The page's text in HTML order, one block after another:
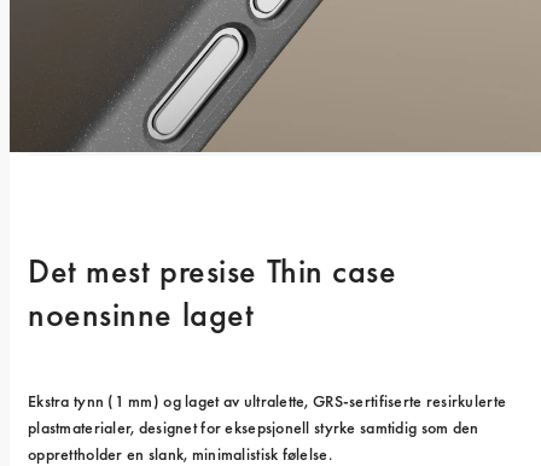
Det mest presise Thin case
noensinne laget
Ekstra tynn (1 mm) og laget av ultralette, GRS-sertifiserte resirkulerte
plastmaterialer, designet for eksepsjonell styrke samtidig som den
opprettholder en slank, minimalistisk følelse.